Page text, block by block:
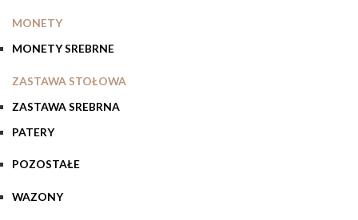
MONETY
MONETY SREBRNE
ZASTAWA STOŁOWA
ZASTAWA SREBRNA
PATERY
POZOSTAŁE
WAZONY